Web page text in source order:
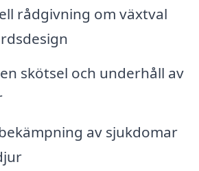
rådgivning om växtval
skötsel och underhåll av
av sjukdomar